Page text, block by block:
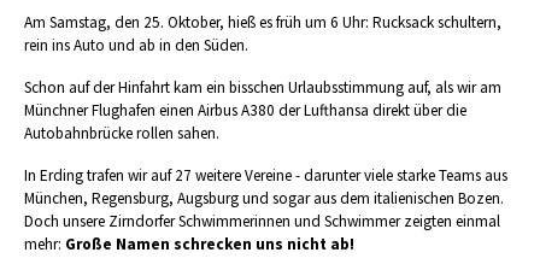
Am Samstag, den 25. Oktober, hieß es früh um 6 Uhr: Rucksack schultern,
rein ins Auto und ab in den Süden.
Schon auf der Hinfahrt kam ein bisschen Urlaubsstimmung auf, als wir am
Münchner Flughafen einen Airbus A380 der Lufthansa direkt über die
Autobahnbrücke rollen sahen.
In Erding trafen wir auf 27 weitere Vereine - darunter viele starke Teams aus
München, Regensburg, Augsburg und sogar aus dem italienischen Bozen.
Doch unsere Zirndorfer Schwimmerinnen und Schwimmer zeigten einmal
mehr: Große Namen schrecken uns nicht ab!